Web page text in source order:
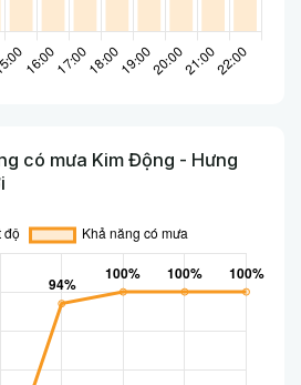
có mưa Kim Động - Hưng